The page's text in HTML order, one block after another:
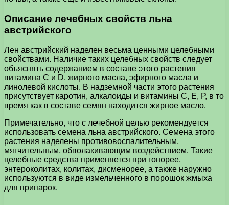
Описание лечебных свойств льна
австрийского
Лен австрийский наделен весьма ценными целебными
свойствами. Наличие таких целебных свойств следует
объяснять содержанием в составе этого растения
витамина C и D, жирного масла, эфирного масла и
линолевой кислоты. В надземной части этого растения
присутствует каротин, алкалоиды и витамины С, Е, Р, в то
время как в составе семян находится жирное масло.
Примечательно, что с лечебной целью рекомендуется
использовать семена льна австрийского. Семена этого
растения наделены противовоспалительным,
мягчительным, обволакивающим воздействием. Такие
целебные средства применяется при гонорее,
энтероколитах, колитах, дисменорее, а также наружно
используются в виде измельченного в порошок жмыха
для припарок.